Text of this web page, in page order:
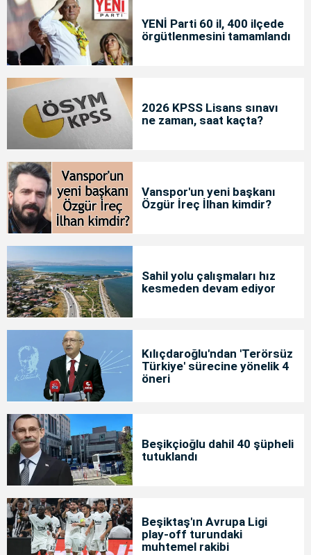
YENİ Parti 60 il, 400 ilçede
örgütlenmesini tamamlandı
2026 KPSS Lisans sınavı
ne zaman, saat kaçta?
Vanspor'un yeni başkanı
Özgür İreç İlhan kimdir?
Sahil yolu çalışmaları hız
kesmeden devam ediyor
Kılıçdaroğlu'ndan 'Terörsüz
Türkiye' sürecine yönelik 4
öneri
Beşikçioğlu dahil 40 şüpheli
tutuklandı
Beşiktaş'ın Avrupa Ligi
play-off turundaki
muhtemel rakibi